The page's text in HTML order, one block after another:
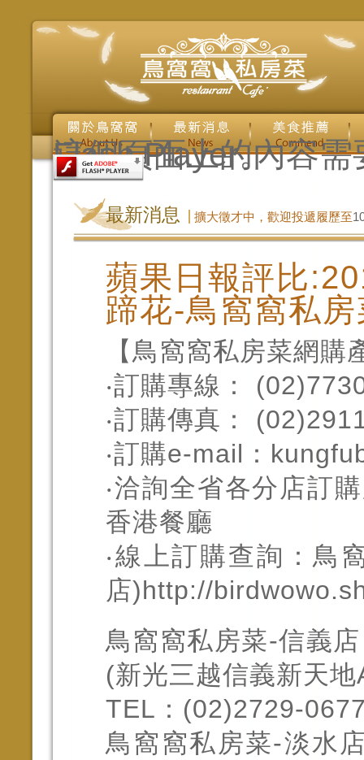
這個頁面上的內容需要較新版本的 Adobe Flash Player。
最新消息 擴大徵才中，歡迎投遞履歷至
蘋果日報評比
蹄花-鳥窩窩私
【鳥窩窩私房菜網購
‧訂購專線：
‧訂購傳真：
‧訂購e-mail：
‧洽詢全省各分店訂
香港餐廳
‧線上訂購查詢：鳥
店)http://
鳥窩窩私房菜-信義
(新光三越信義新天
TEL：(02)2729-
鳥窩窩私房菜-淡水